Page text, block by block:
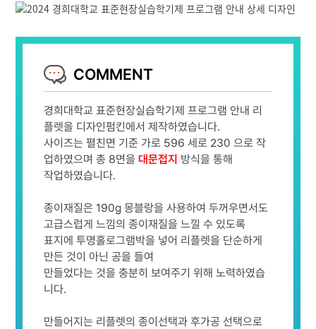
COMMENT
경희대학교 표준현장실습학기제 프로그램 안내 리
플렛을 디자인펌킨에서 제작하였습니다.
사이즈는 펼친면 기준 가로 596 세로 230 으로 작
업하였으며 총 8면을대문접지 방식을 통해
작업하였습니다.
종이재질은 190g 몽블랑을 사용하여 두꺼우면서도
고급스럽게 느낌의 종이재질을 느낄 수 있도록
표지에 투명홀로그램박을 넣어 리플렛을 단순하게
만든 것이 아닌 공을 들여
만들었다는 것을 충분히 보여주기 위해 노력하였습
니다.
만들어지는 리플렛의 종이선택과 후가공 선택으로